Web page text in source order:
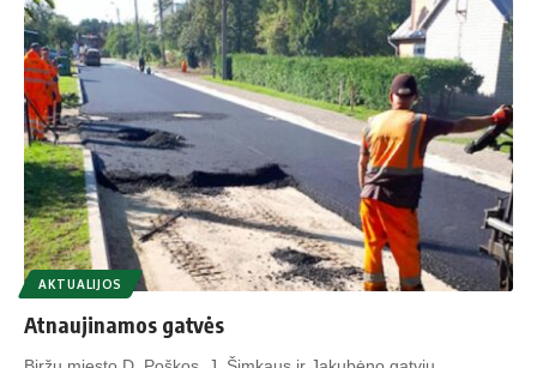
AKTUALIJOS
Atnaujinamos gatvės